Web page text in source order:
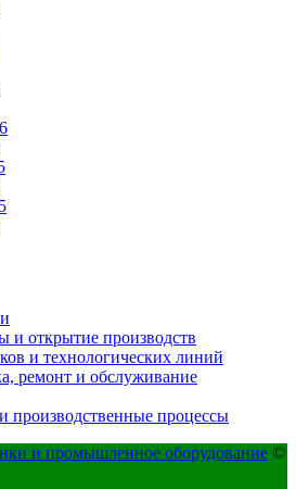
и открытие производств
и технологических линий
ремонт и обслуживание
производственные процессы
и промышленное оборудование ©